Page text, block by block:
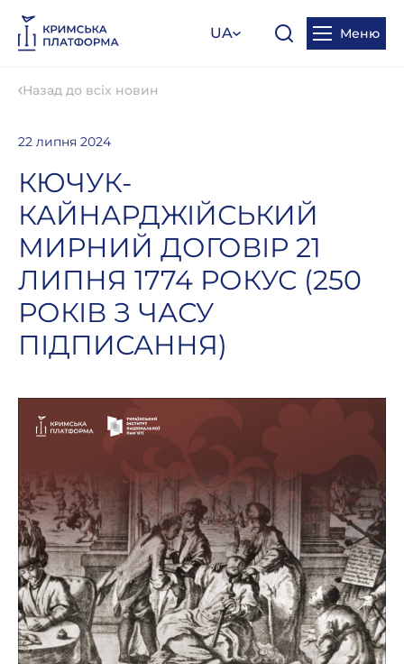
UA Меню
Назад до всіх новин
22 липня 2024
КЮЧУК-
КАЙНАРДЖІЙСЬКИЙ
МИРНИЙ ДОГОВІР 21
ЛИПНЯ 1774 РОКУС (250
РОКІВ З ЧАСУ
ПІДПИСАННЯ)